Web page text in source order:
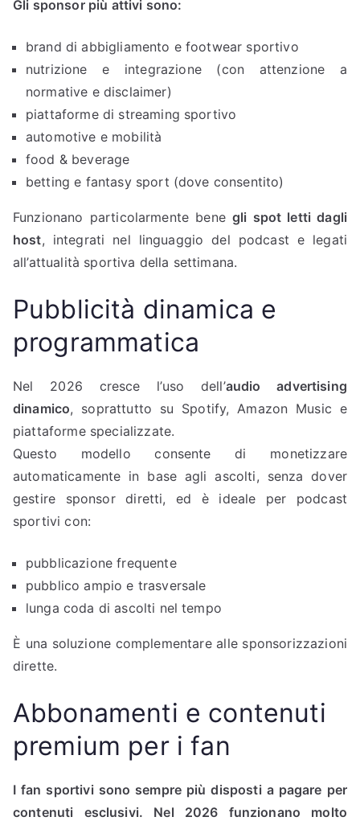
Gli sponsor più attivi sono:
brand di abbigliamento e footwear sportivo
nutrizione e integrazione (con attenzione a
normative e disclaimer)
piattaforme di streaming sportivo
automotive e mobilità
food & beverage
betting e fantasy sport (dove consentito)
Funzionano particolarmente bene gli spot letti dagli
host, integrati nel linguaggio del podcast e legati
all’attualità sportiva della settimana.
Pubblicità dinamica e
programmatica
Nel 2026 cresce l’uso dell’audio advertising
dinamico, soprattutto su Spotify, Amazon Music e
piattaforme specializzate.
Questo modello consente di monetizzare
automaticamente in base agli ascolti, senza dover
gestire sponsor diretti, ed è ideale per podcast
sportivi con:
pubblicazione frequente
pubblico ampio e trasversale
lunga coda di ascolti nel tempo
È una soluzione complementare alle sponsorizzazioni
dirette.
Abbonamenti e contenuti
premium per i fan
I fan sportivi sono sempre più disposti a pagare per
contenuti esclusivi. Nel 2026 funzionano molto